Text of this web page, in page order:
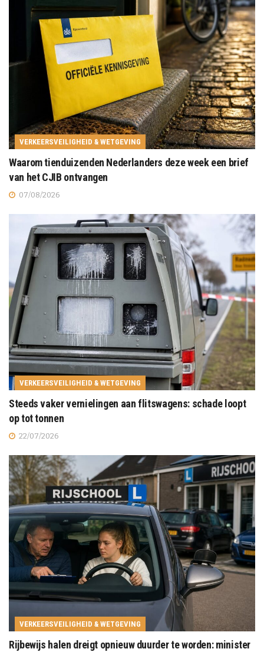
VERKEERSVEILIGHEID & WETGEVING
Waarom tienduizenden Nederlanders deze week een brief
van het CJIB ontvangen
07/08/2026
VERKEERSVEILIGHEID & WETGEVING
Steeds vaker vernielingen aan flitswagens: schade loopt
op tot tonnen
22/07/2026
VERKEERSVEILIGHEID & WETGEVING
Rijbewijs halen dreigt opnieuw duurder te worden: minister